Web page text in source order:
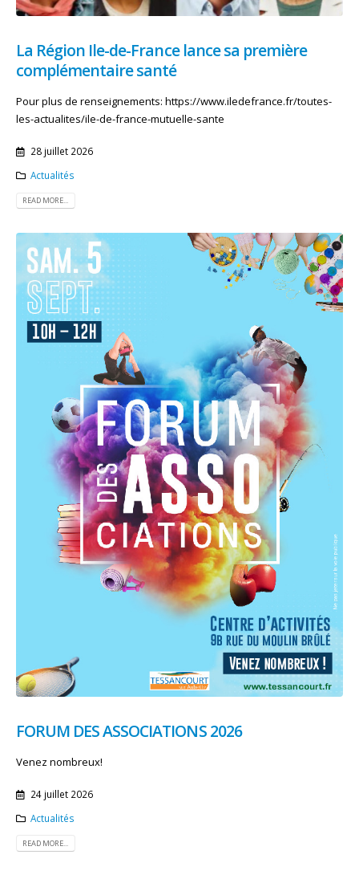
La Région Ile-de-France lance sa première
complémentaire santé
Pour plus de renseignements: https://www.iledefrance.fr/toutes-
les-actualites/ile-de-france-mutuelle-sante
28 juillet 2026
Actualités
READ MORE...
FORUM DES ASSOCIATIONS 2026
Venez nombreux!
24 juillet 2026
Actualités
READ MORE...